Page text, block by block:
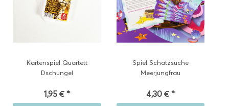
Kartenspiel Quartett
Dschungel
1,95 € *
Spiel Schatzsuche
Meerjungfrau
4,30 € *